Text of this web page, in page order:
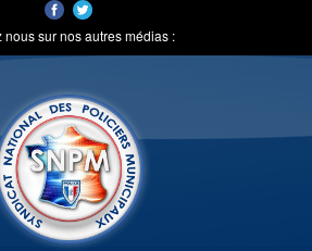
nous sur nos autres médias :